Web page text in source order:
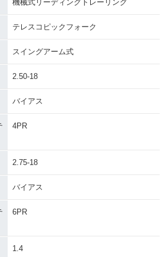
機械式リーディングトレーリング
テレスコピックフォーク
スイングアーム式
2.50-18
バイアス
4PR
2.75-18
バイアス
6PR
1.4